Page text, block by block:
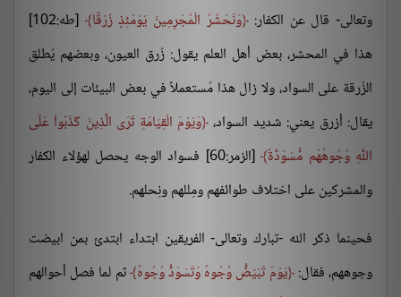
وتعالى- قال عن الكفار: وَنَحْشُرُ الْمُجْرِمِينَ يَوْمَئِذٍ زُرْقًا
[طه:102]
هذا في المحشر، بعض أهل العلم يقول: زُرق العيون، وبعضهم يُطلق
الزُرقة على السواد، ولا زال هذا مُستعملاً في بعض البيئات إلى اليوم،
يقال: أزرق يعني: شديد السواد، وَيَوْمَ الْقِيَامَةِ تَرَى الَّذِينَ كَذَبُواْ عَلَى
اللَّهِ وُجُوهُهُم مُّسْوَدَّةٌ
[الزمر:60] فسواد الوجه يحصل لهؤلاء الكفار
والمشركين على اختلاف طوائفهم ومِللهم ونِحلهم.
فحينما ذكر الله -تبارك وتعالى- الفريقين ابتداء ابتدئ بمن ابيضت
وجوههم، فقال: يَوْمَ تَبْيَضُّ وُجُوهٌ وَتَسْوَدُّ وُجُوهٌ ثم لما فصل أحوالهم